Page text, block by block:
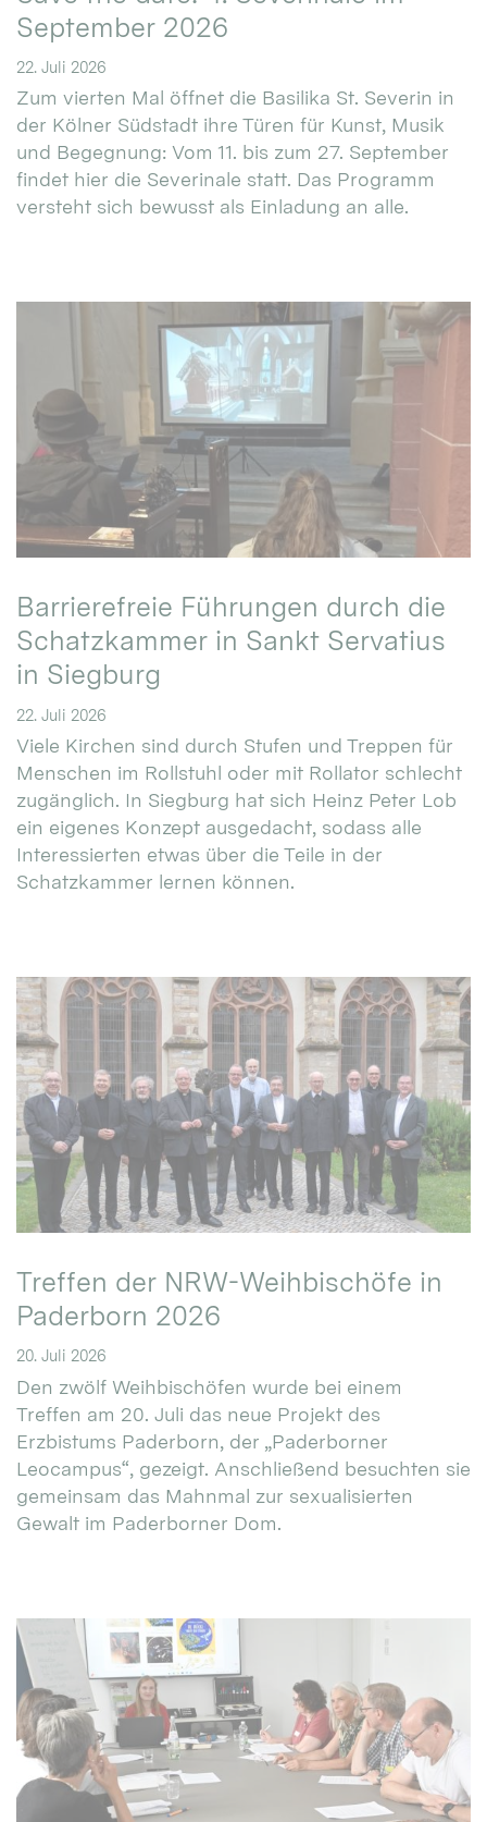
September 2026
22. Juli 2026
Zum vierten Mal öffnet die Basilika St. Severin in
der Kölner Südstadt ihre Türen für Kunst, Musik
und Begegnung: Vom 11. bis zum 27. September
findet hier die Severinale statt. Das Programm
versteht sich bewusst als Einladung an alle.
Barrierefreie Führungen durch die
Schatzkammer in Sankt Servatius
in Siegburg
22. Juli 2026
Viele Kirchen sind durch Stufen und Treppen für
Menschen im Rollstuhl oder mit Rollator schlecht
zugänglich. In Siegburg hat sich Heinz Peter Lob
ein eigenes Konzept ausgedacht, sodass alle
Interessierten etwas über die Teile in der
Schatzkammer lernen können.
Treffen der NRW-Weihbischöfe in
Paderborn 2026
20. Juli 2026
Den zwölf Weihbischöfen wurde bei einem
Treffen am 20. Juli das neue Projekt des
Erzbistums Paderborn, der „Paderborner
Leocampus“, gezeigt. Anschließend besuchten sie
gemeinsam das Mahnmal zur sexualisierten
Gewalt im Paderborner Dom.